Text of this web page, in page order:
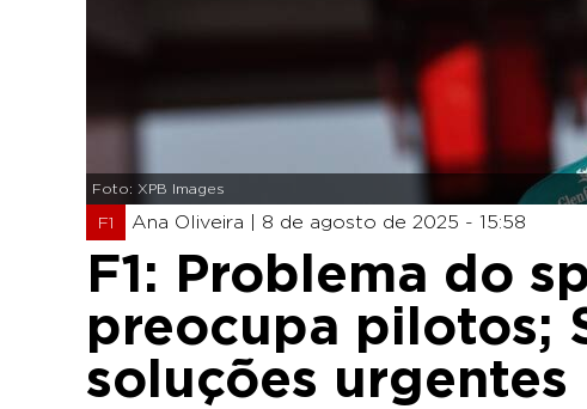
Foto: XPB Images
F1 Ana Oliveira | 8 de agosto de 2025 - 15:58
F1: Problema do
preocupa pilotos;
soluções urgentes